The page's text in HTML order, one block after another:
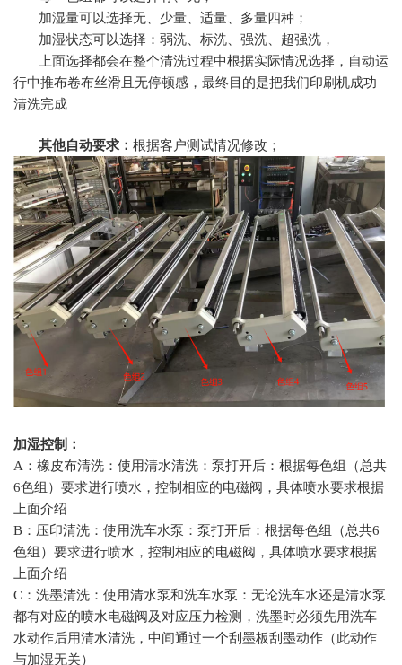
加湿量可以选择无、少量、适量、多量四种；
加湿状态可以选择：弱洗、标洗、强洗、超强洗，
上面选择都会在整个清洗过程中根据实际情况选择，自动运
行中推布卷布丝滑且无停顿感，最终目的是把我们印刷机成功
清洗完成
其他自动要求： 根据客户测试情况修改；
加湿控制：
A：橡皮布清洗：使用清水清洗：泵打开后：根据每色组（总共
6色组）要求进行喷水，控制相应的电磁阀，具体喷水要求根据
上面介绍
B：压印清洗：使用洗车水泵：泵打开后：根据每色组（总共6
色组）要求进行喷水，控制相应的电磁阀，具体喷水要求根据
上面介绍
C：洗墨清洗：使用清水泵和洗车水泵：无论洗车水还是清水泵
都有对应的喷水电磁阀及对应压力检测，洗墨时必须先用洗车
水动作后用清水清洗，中间通过一个刮墨板刮墨动作（此动作
与加湿无关）